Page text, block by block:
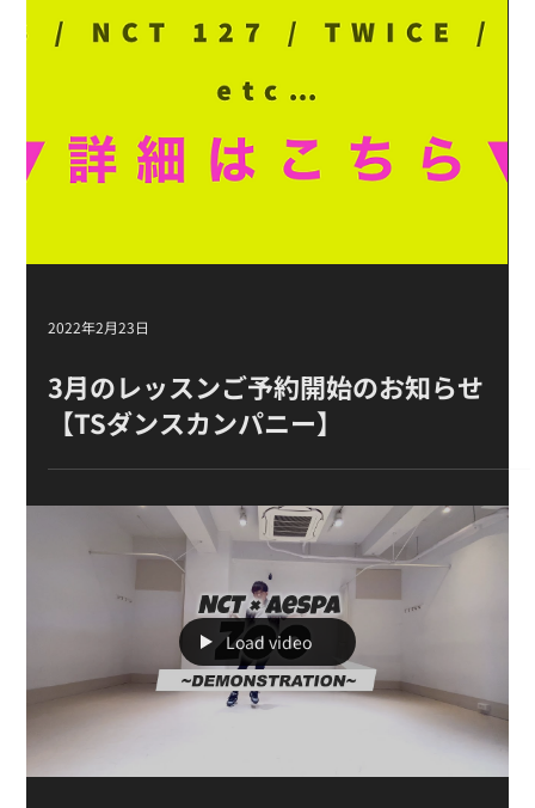
2022年2月23日
3月のレッスンご予約開始のお知らせ